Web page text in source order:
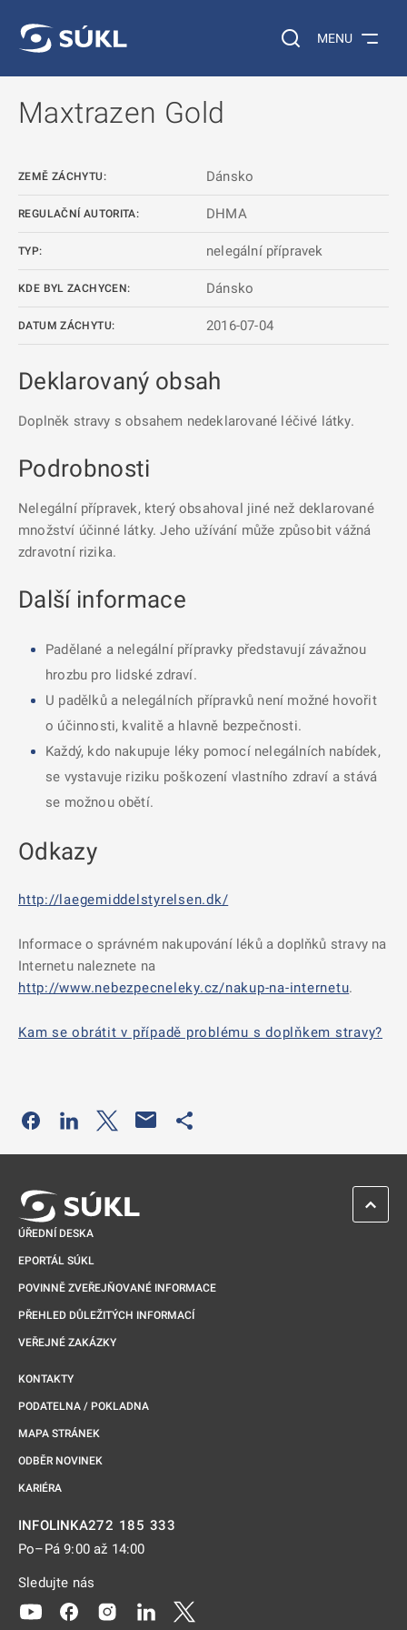
Vyhledávání na
MENU
Maxtrazen Gold
ZEMĚ ZÁCHYTU: Dánsko
REGULAČNÍ AUTORITA: DHMA
TYP: nelegální přípravek
KDE BYL ZACHYCEN: Dánsko
DATUM ZÁCHYTU: 2016-07-04
Deklarovaný obsah
Doplněk stravy s obsahem nedeklarované léčivé látky.
Podrobnosti
Nelegální přípravek, který obsahoval jiné než deklarované
množství účinné látky. Jeho užívání může způsobit vážná
zdravotní rizika.
Další informace
Padělané a nelegální přípravky představují závažnou
hrozbu pro lidské zdraví.
U padělků a nelegálních přípravků není možné hovořit
o účinnosti, kvalitě a hlavně bezpečnosti.
Každý, kdo nakupuje léky pomocí nelegálních nabídek,
se vystavuje riziku poškození vlastního zdraví a stává
se možnou obětí.
Odkazy
http://laegemiddelstyrelsen.dk/
Informace o správném nakupování léků a doplňků stravy na
Internetu naleznete na
http://www.nebezpecneleky.cz/nakup-na-internetu.
Kam se obrátit v případě problému s doplňkem stravy?
Odkaz se otevře na nové kartě
Odkaz se otevře na nové kartě
Odkaz se otevře na nové kartě
ÚŘEDNÍ DESKA
EPORTÁL SÚKL
POVINNĚ ZVEŘEJŇOVANÉ INFORMACE
PŘEHLED DŮLEŽITÝCH INFORMACÍ
VEŘEJNÉ ZAKÁZKY
KONTAKTY
PODATELNA / POKLADNA
MAPA STRÁNEK
ODBĚR NOVINEK
KARIÉRA
INFOLINKA272 185 333
Po–Pá 9:00 až 14:00
Sledujte nás
Odkaz se otevře na nové kartě
Odkaz se otevře na nové kartě
Odkaz se otevře na nové kartě
Odkaz se otevře na nové kartě
ZPĚT